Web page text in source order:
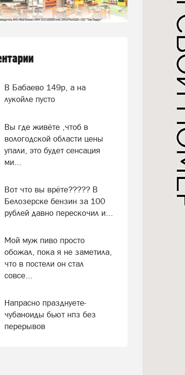
В Бабаево 149р, а на
лукойле пусто
Вы где живёте ,чтоб в
вологодской области цены
упали, это будет сенсация
ми...
Вот что вы врёте????? В
Белозерске бензин за 100
рублей давно перескочил и...
Мой муж пиво просто
обожал, пока я не заметила,
что в постели он стал
совсе...
Напрасно празднуете-
чубаноиды бьют нпз без
перерывов